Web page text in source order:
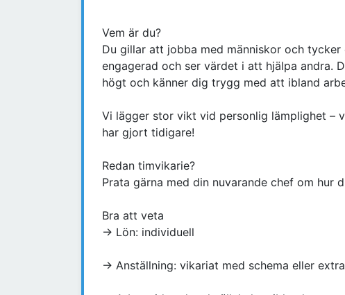
Vem är du?
Du gillar att jobba med människor och
engagerad och ser värdet i att hjälpa andra.
högt och känner dig trygg med att ibland
Vi lägger stor vikt vid personlig lämplighet –
har gjort tidigare!
Redan timvikarie?
Prata gärna med din nuvarande chef om hur
Bra att veta
→ Lön: individuell
→ Anställning: vikariat med schema eller